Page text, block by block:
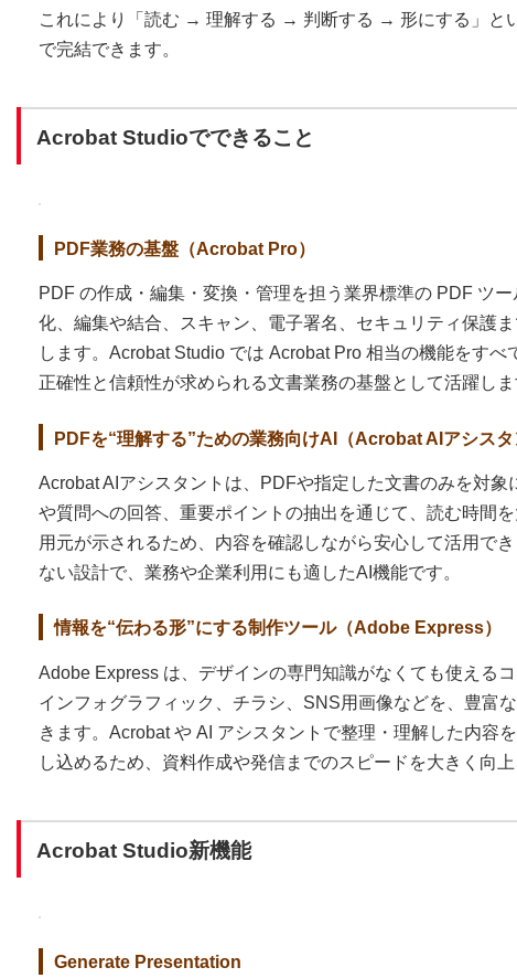
これにより「読む → 理解する → 判断する → 形にする」と
で完結できます。
Acrobat Studioでできること
PDF業務の基盤（Acrobat Pro）
PDF の作成・編集・変換・管理を担う業界標準の PDF ツ
化、編集や結合、スキャン、電子署名、セキュリティ保護
します。Acrobat Studio では Acrobat Pro 相当の機能をすべ
正確性と信頼性が求められる文書業務の基盤として活躍しま
PDFを“理解する”ための業務向けAI（Acrobat AIアシスタ
Acrobat AIアシスタントは、PDFや指定した文書のみを対
や質問への回答、重要ポイントの抽出を通じて、読む時間
用元が示されるため、内容を確認しながら安心して活用で
ない設計で、業務や企業利用にも適したAI機能です。
情報を“伝わる形”にする制作ツール（Adobe Express）
Adobe Express は、デザインの専門知識がなくても使える
インフォグラフィック、チラシ、SNS用画像などを、豊富
きます。Acrobat や AI アシスタントで整理・理解した内容
し込めるため、資料作成や発信までのスピードを大きく向上
Acrobat Studio新機能
Generate Presentation